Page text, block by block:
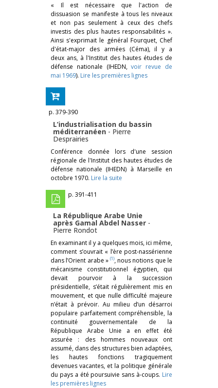
« Il est nécessaire que l'action de
dissuasion se manifeste à tous les niveaux
et non pas seulement à ceux des chefs
investis des plus hautes responsabilités ».
Ainsi s'exprimait le général Fourquet, Chef
d'état-major des armées (Céma), il y a
deux ans, à l'Institut des hautes études de
défense nationale (IHEDN,voir revue de
mai 1969). Lire les premières lignes
p. 379-390
L’industrialisation du bassin
méditerranéen - Pierre
Desprairies
Conférence donnée lors d'une session
régionale de l'Institut des hautes études de
défense nationale (IHEDN) à Marseille en
octobre 1970. Lire la suite
p. 391-411
La République Arabe Unie
après Gamal Abdel Nasser -
Pierre Rondot
En examinant il y a quelques mois, ici même,
comment s’ouvrait « l’ère post-nassérienne
dans l’Orient arabe » (1), nous notions que le
mécanisme constitutionnel égyptien, qui
devait pourvoir à la succession
présidentielle, s’était régulièrement mis en
mouvement, et que nulle difficulté majeure
n’était à prévoir. Au milieu d’un désarroi
populaire parfaitement compréhensible, la
continuité gouvernementale de la
République Arabe Unie a en effet été
assurée : des hommes nouveaux ont
assumé, dans des structures bien adaptées,
les hautes fonctions tragiquement
devenues vacantes, et la politique générale
du pays a été poursuivie sans à-coups. Lire
les premières lignes